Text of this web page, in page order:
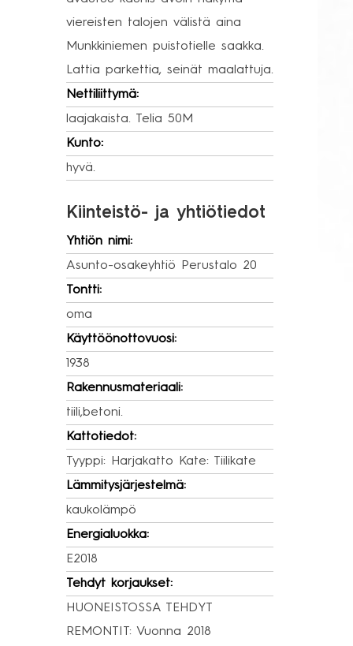
viereisten talojen välistä aina
Munkkiniemen puistotielle saakka.
Lattia parkettia, seinät maalattuja.
Nettiliittymä:
laajakaista. Telia 50M
Kunto:
hyvä.
Kiinteistö- ja yhtiötiedot
Yhtiön nimi:
Asunto-osakeyhtiö Perustalo 20
Tontti:
oma
Käyttöönottovuosi:
1938
Rakennusmateriaali:
tiili,betoni.
Kattotiedot:
Tyyppi: Harjakatto Kate: Tiilikate
Lämmitysjärjestelmä:
kaukolämpö
Energialuokka:
E2018
Tehdyt korjaukset:
HUONEISTOSSA TEHDYT
REMONTIT: Vuonna 2018